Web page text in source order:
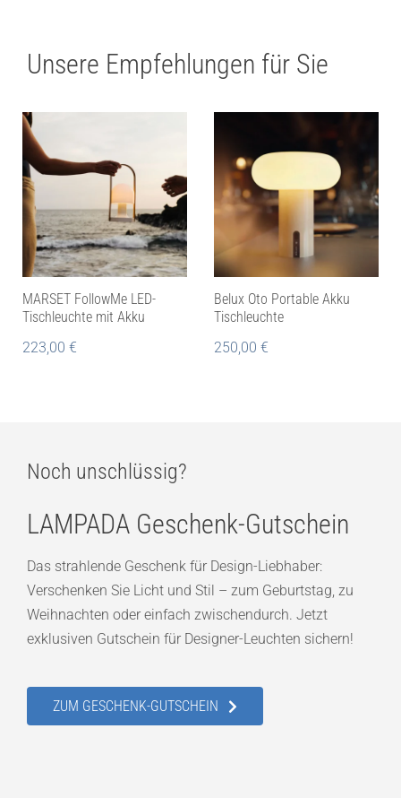
Unsere Empfehlungen für Sie
MARSET FollowMe LED-
Tischleuchte mit Akku
223,00 €
Belux Oto Portable Akku
Tischleuchte
250,00 €
Noch unschlüssig?
LAMPADA Geschenk-Gutschein
Das strahlende Geschenk für Design-Liebhaber:
Verschenken Sie Licht und Stil – zum Geburtstag, zu
Weihnachten oder einfach zwischendurch. Jetzt
exklusiven Gutschein für Designer-Leuchten sichern!
ZUM GESCHENK-GUTSCHEIN